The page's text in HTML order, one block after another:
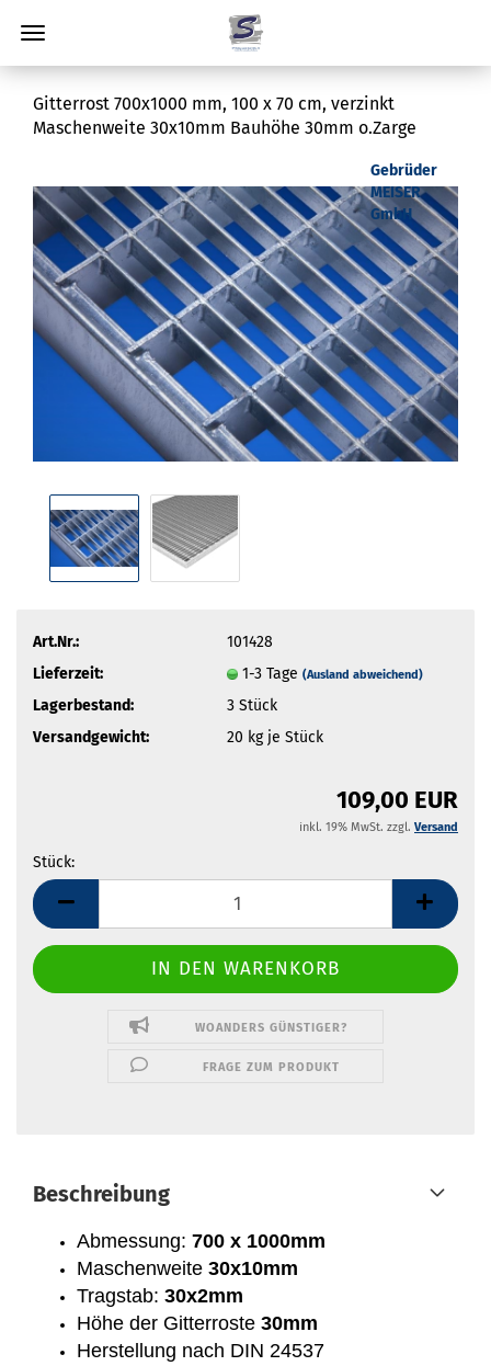
Gitterrost 700x1000 mm, 100 x 70 cm, verzinkt
Maschenweite 30x10mm Bauhöhe 30mm o.Zarge
Gebrüder
MEISER
GmbH
Art.Nr.:
101428
Lieferzeit:
1-3 Tage (Ausland abweichend)
Lagerbestand: 3 Stück
Versandgewicht:
20 kg je Stück
109,00 EUR
inkl. 19% MwSt. zzgl. Versand
Stück:
Stück
WOANDERS GÜNSTIGER?
FRAGE ZUM PRODUKT
Beschreibung
Abmessung: 700 x 1000mm
Maschenweite 30x10mm
Tragstab: 30x2mm
Höhe der Gitterroste 30mm
Herstellung nach DIN 24537